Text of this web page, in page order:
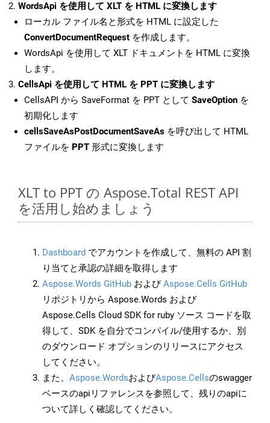
WordsApi を使用して XLT を HTML に変換します
ローカル ファイル名と形式を HTML に設定した
ConvertDocumentRequest を作成します。
WordsApi を使用して XLT ドキュメントを HTML に変換
します。
CellsApi を使用して HTML を PPT に変換します
CellsAPI から SaveFormat を PPT として SaveOption を
初期化します
cellsSaveAsPostDocumentSaveAs を呼び出して HTML
ファイルを PPT 形式に変換します
XLT to PPT の Aspose.Total REST API
を活用し始めましょう
Dashboard でアカウントを作成して、無料の API 割
り当てと承認の詳細を取得します
Aspose.Words GitHub およびAspose.Cells GitHub
リポジトリから Aspose.Words および
Aspose.Cells Cloud SDK for ruby ソース コードを取
得して、SDK を自分でコンパイル/使用するか、別
のダウンロード オプションのリリースにアクセス
してください。
また、 Aspose.WordsおよびAspose.Cellsのswagger
ベースのapiリファレンスを参照して、残りのapiに
ついて詳しく確認してください。